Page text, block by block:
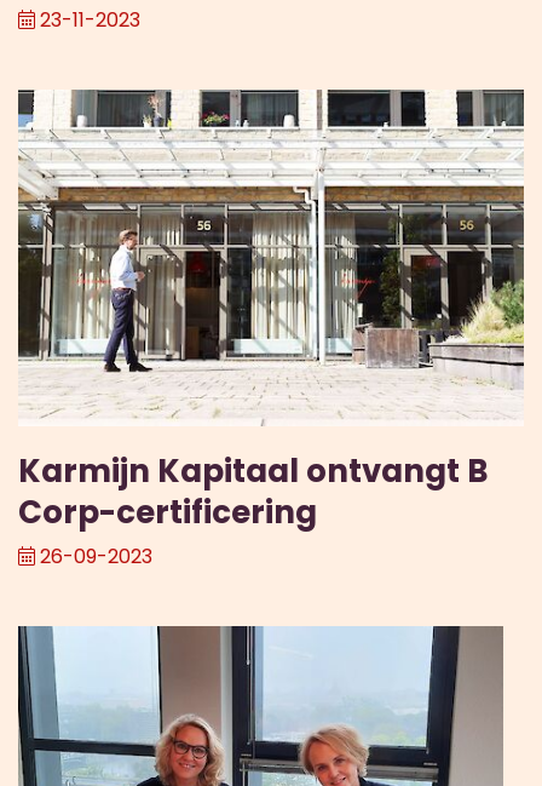
23-11-2023
Karmijn Kapitaal ontvangt B
Corp-certificering
26-09-2023